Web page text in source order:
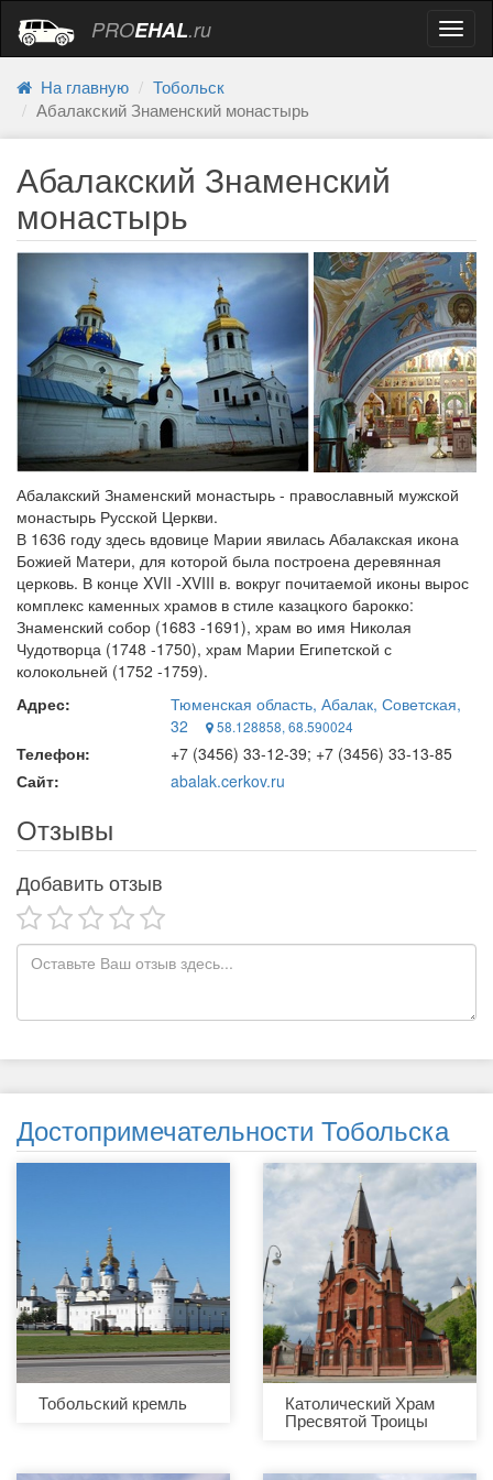
PROEHAL.ru
На главную
Тобольск
Абалакский Знаменский монастырь
Абалакский Знаменский
монастырь
Абалакский Знаменский монастырь - православный мужской
монастырь Русской Церкви.
В 1636 году здесь вдовице Марии явилась Абалакская икона
Божией Матери, для которой была построена деревянная
церковь. В конце XVII -XVIII в. вокруг почитаемой иконы вырос
комплекс каменных храмов в стиле казацкого барокко:
Знаменский собор (1683 -1691), храм во имя Николая
Чудотворца (1748 -1750), храм Марии Египетской с
колокольней (1752 -1759).
Адрес:
Тюменская область, Абалак, Советская,
32
58.128858, 68.590024
Телефон:
+7 (3456) 33-12-39; +7 (3456) 33-13-85
Сайт:
abalak.cerkov.ru
Отзывы
Добавить отзыв
Достопримечательности Тобольска
Тобольский кремль Католический Храм
Пресвятой Троицы